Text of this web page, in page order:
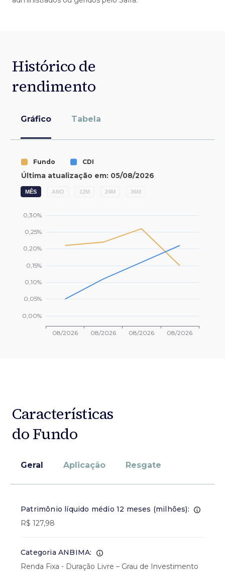
Histórico de
rendimento
Gráfico Tabela
MÊS ANO 12M 24M 36M
Características
do Fundo
Geral Aplicação Resgate
Patrimônio líquido médio 12 meses (milhões):
R$ 127,98
Categoria ANBIMA:
Renda Fixa - Duração Livre – Grau de Investimento